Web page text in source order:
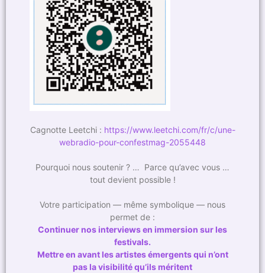
Cagnotte Leetchi : https://www.leetchi.com/fr/c/une-
webradio-pour-confestmag-2055448
Pourquoi nous soutenir ? … Parce qu’avec vous …
tout devient possible !
Votre participation — même symbolique — nous
permet de :
Continuer nos interviews en immersion sur les
festivals.
Mettre en avant les artistes émergents qui n’ont
pas la visibilité qu’ils méritent